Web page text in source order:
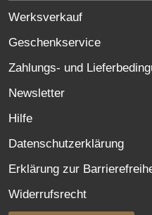
SITE
LINKS
Werksverkauf
Geschenkservice
Zahlungs- und
Newsletter
Hilfe
Datenschutzerklärung
Erklärung zur
Widerrufsrecht